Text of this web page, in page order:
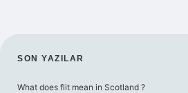
SIDEBAR
SON YAZILAR
What does flit mean in Scotland ?